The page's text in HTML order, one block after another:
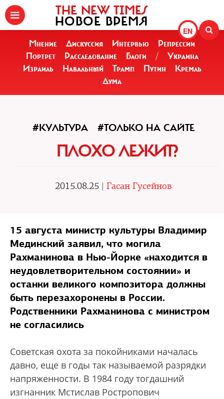
EN
THE NEW TIMES
НОВОЕ ВРЕМЯ
Мнение Дискуссия Интервью
Репрессии
Портрет
Расследование Блоги /
Украина
Израиль
Навальный Трамп Путин
Кремль
Дума
#КУЛЬТУРА #ТОЛЬКО НА САЙТЕ
ПЛОХО ЛЕЖИТ?
2015.08.25 | Гасан Гусейнов
15 августа министр культуры Владимир
Мединский заявил, что могила
Рахманинова в Нью-Йорке «находится в
неудовлетворительном состоянии» и
останки великого композитора должны
быть перезахоронены в России.
Родственники Рахманинова с министром
не согласились
Советская охота за покойниками началась
давно, еще в годы так называемой разрядки
напряженности. В 1984 году тогдашний
изгнанник Мстислав Ростропович